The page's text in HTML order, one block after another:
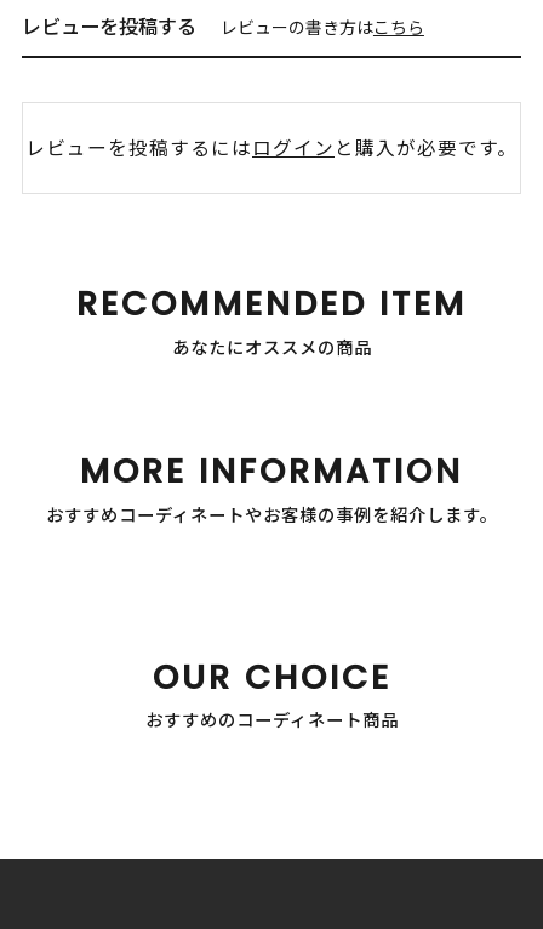
レビューを投稿する レビューの書き方はこちら
レビューを投稿するにはログイン と購入が必要です。
RECOMMENDED ITEM
あなたにオススメの商品
MORE INFORMATION
おすすめコーディネートやお客様の事例を紹介します。
OUR CHOICE
おすすめのコーディネート商品